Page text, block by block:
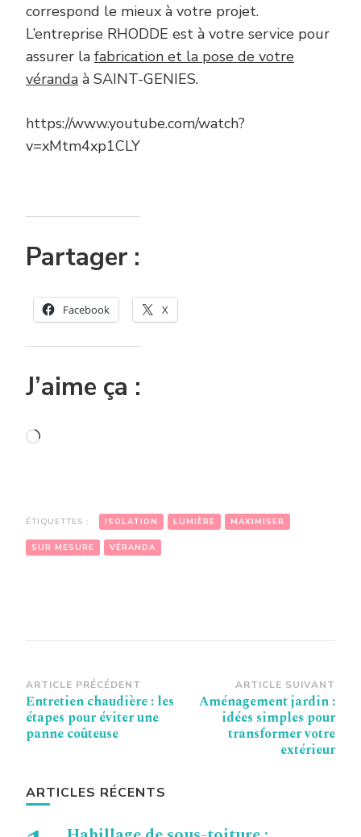
correspond le mieux à votre projet.
L’entreprise RHODDE est à votre service pour
assurer la fabrication et la pose de votre
véranda à SAINT-GENIES.
https://www.youtube.com/watch?
v=xMtm4xp1CLY
Partager :
Facebook X
J’aime ça :
Chargement…
ÉTIQUETTES : ISOLATION LUMIÈRE MAXIMISER
SUR MESURE VÉRANDA
Navigation
d’article
ARTICLE PRÉCÉDENT
Entretien chaudière : les
étapes pour éviter une
panne coûteuse
ARTICLE SUIVANT
Aménagement jardin :
idées simples pour
transformer votre
extérieur
ARTICLES RÉCENTS